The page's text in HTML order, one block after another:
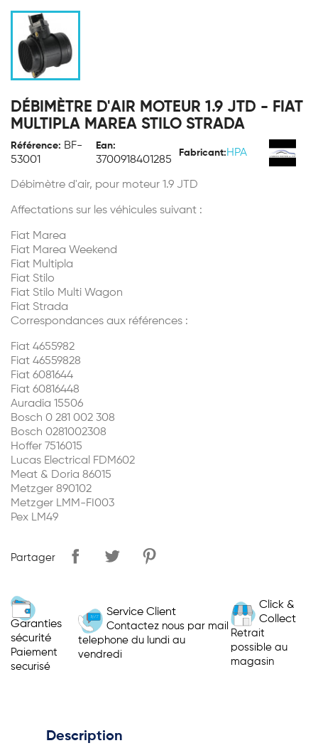
DÉBIMÈTRE D'AIR MOTEUR 1.9 JTD - FIAT
MULTIPLA MAREA STILO STRADA
Référence: BF-
53001
Ean:
3700918401285
Fabricant: HPA
Débimètre d'air, pour moteur 1.9 JTD
Affectations sur les véhicules suivant :
Fiat Marea
Fiat Marea Weekend
Fiat Multipla
Fiat Stilo
Fiat Stilo Multi Wagon
Fiat Strada
Correspondances aux références :
Fiat 4655982
Fiat 46559828
Fiat 6081644
Fiat 60816448
Auradia 15506
Bosch 0 281 002 308
Bosch 0281002308
Hoffer 7516015
Lucas Electrical FDM602
Meat & Doria 86015
Metzger 890102
Metzger LMM-FI003
Pex LM49
Partager
Garanties
sécurité
Paiement
securisé
Service Client
Contactez nous par mail
telephone du lundi au
vendredi
Click &
Collect
Retrait
possible au
magasin
Description